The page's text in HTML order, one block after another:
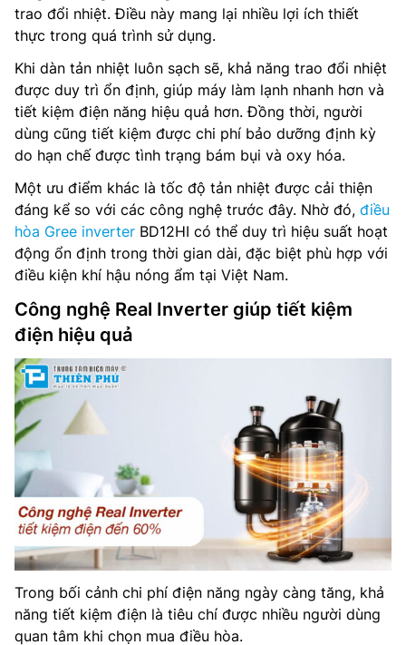
trao đổi nhiệt. Điều này mang lại nhiều lợi ích thiết
thực trong quá trình sử dụng.
Khi dàn tản nhiệt luôn sạch sẽ, khả năng trao đổi nhiệt
được duy trì ổn định, giúp máy làm lạnh nhanh hơn và
tiết kiệm điện năng hiệu quả hơn. Đồng thời, người
dùng cũng tiết kiệm được chi phí bảo dưỡng định kỳ
do hạn chế được tình trạng bám bụi và oxy hóa.
Một ưu điểm khác là tốc độ tản nhiệt được cải thiện
đáng kể so với các công nghệ trước đây. Nhờ đó, điều
hòa Gree inverter BD12HI có thể duy trì hiệu suất hoạt
động ổn định trong thời gian dài, đặc biệt phù hợp với
điều kiện khí hậu nóng ẩm tại Việt Nam.
Công nghệ Real Inverter giúp tiết kiệm
điện hiệu quả
Trong bối cảnh chi phí điện năng ngày càng tăng, khả
năng tiết kiệm điện là tiêu chí được nhiều người dùng
quan tâm khi chọn mua điều hòa.